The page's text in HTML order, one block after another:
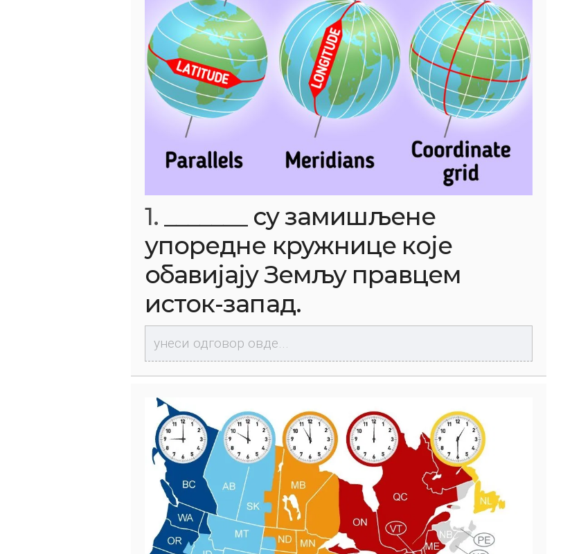
1. _______ су замишљене
упоредне кружнице које
обавијају Земљу правцем
исток-запад.